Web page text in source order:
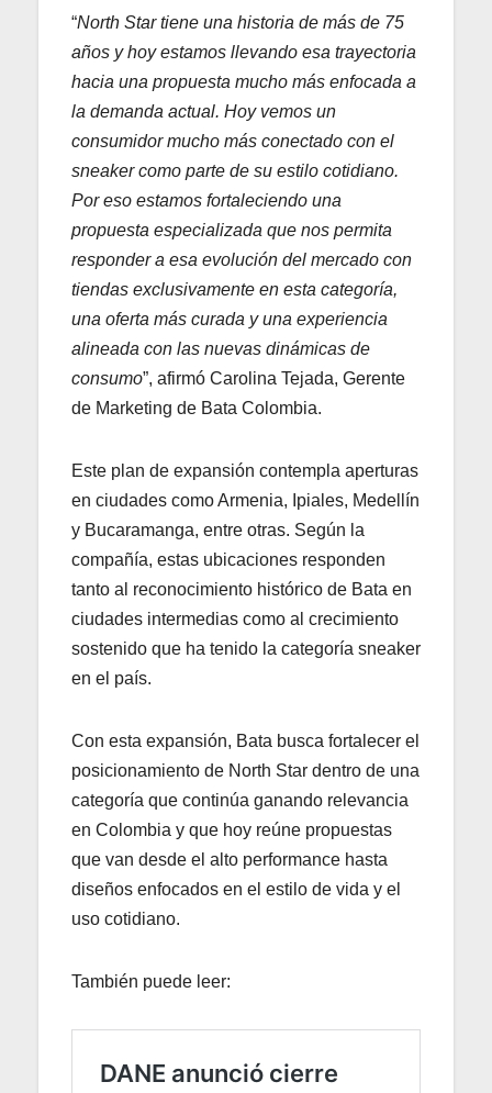
“North Star tiene una historia de más de 75
años y hoy estamos llevando esa trayectoria
hacia una propuesta mucho más enfocada a
la demanda actual. Hoy vemos un
consumidor mucho más conectado con el
sneaker como parte de su estilo cotidiano.
Por eso estamos fortaleciendo una
propuesta especializada que nos permita
responder a esa evolución del mercado con
tiendas exclusivamente en esta categoría,
una oferta más curada y una experiencia
alineada con las nuevas dinámicas de
consumo”, afirmó Carolina Tejada, Gerente
de Marketing de Bata Colombia.
Este plan de expansión contempla aperturas
en ciudades como Armenia, Ipiales, Medellín
y Bucaramanga, entre otras. Según la
compañía, estas ubicaciones responden
tanto al reconocimiento histórico de Bata en
ciudades intermedias como al crecimiento
sostenido que ha tenido la categoría sneaker
en el país.
Con esta expansión, Bata busca fortalecer el
posicionamiento de North Star dentro de una
categoría que continúa ganando relevancia
en Colombia y que hoy reúne propuestas
que van desde el alto performance hasta
diseños enfocados en el estilo de vida y el
uso cotidiano.
También puede leer: